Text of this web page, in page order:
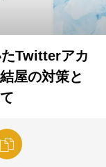
たTwitterアカ
屋の対策と